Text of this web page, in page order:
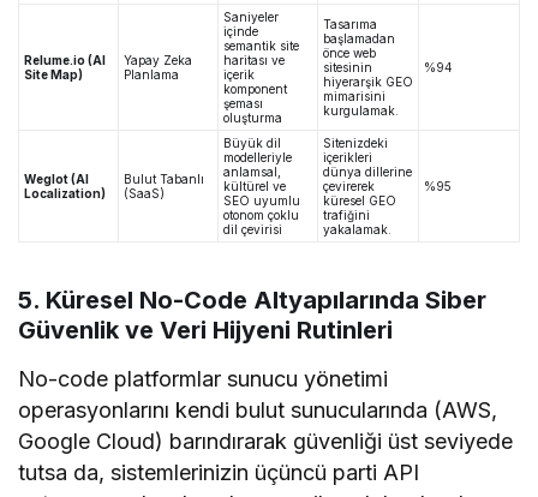
Relume.io (AI
Site Map)
Yapay Zeka
Planlama
Saniyeler
içinde
semantik site
haritası ve
içerik
komponent
şeması
oluşturma
Tasarıma
başlamadan
önce web
sitesinin
hiyerarşik GEO
mimarisini
kurgulamak.
%94
Weglot (AI
Localization)
Bulut Tabanlı
(SaaS)
Büyük dil
modelleriyle
anlamsal,
kültürel ve
SEO uyumlu
otonom çoklu
dil çevirisi
Sitenizdeki
içerikleri
dünya dillerine
çevirerek
küresel GEO
trafiğini
yakalamak.
%95
5. Küresel No-Code Altyapılarında Siber
Güvenlik ve Veri Hijyeni Rutinleri
No-code platformlar sunucu yönetimi
operasyonlarını kendi bulut sunucularında (AWS,
Google Cloud) barındırarak güvenliği üst seviyede
tutsa da, sistemlerinizin üçüncü parti API